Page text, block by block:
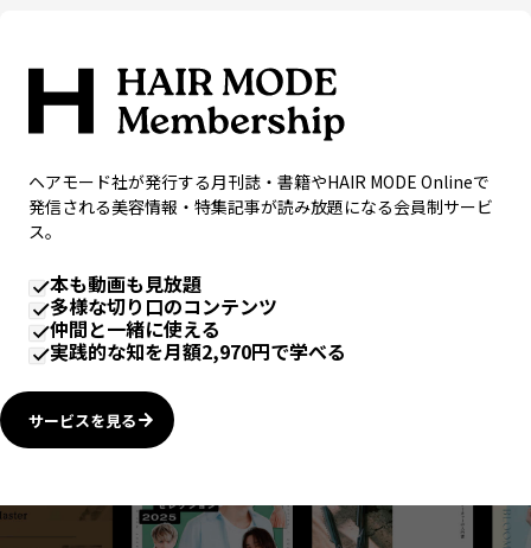
ヘアモード社が発行する月刊誌・書籍やHAIR MODE Onlineで
発信される美容情報・特集記事が読み放題になる会員制サービ
ス。
本も動画も見放題
多様な切り口のコンテンツ
仲間と一緒に使える
実践的な知を月額2,970円で学べる
サービスを見る